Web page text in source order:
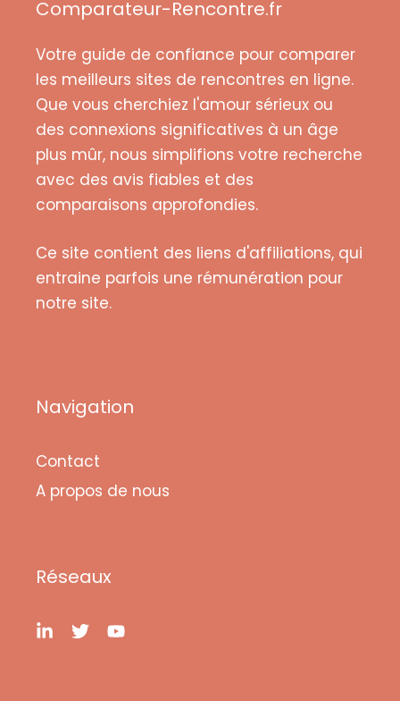
Comparateur-Rencontre.fr
Votre guide de confiance pour comparer
les meilleurs sites de rencontres en ligne.
Que vous cherchiez l'amour sérieux ou
des connexions significatives à un âge
plus mûr, nous simplifions votre recherche
avec des avis fiables et des
comparaisons approfondies.
Ce site contient des liens d'affiliations, qui
entraine parfois une rémunération pour
notre site.
Navigation
Contact
A propos de nous
Réseaux